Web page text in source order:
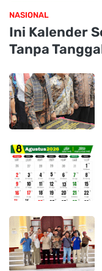
NASIONAL
Ini Kalender
Tanpa